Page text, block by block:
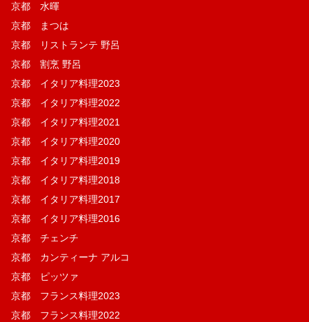
京都 水暉
京都 まつは
京都 リストランテ 野呂
京都 割烹 野呂
京都 イタリア料理2023
京都 イタリア料理2022
京都 イタリア料理2021
京都 イタリア料理2020
京都 イタリア料理2019
京都 イタリア料理2018
京都 イタリア料理2017
京都 イタリア料理2016
京都 チェンチ
京都 カンティーナ アルコ
京都 ピッツァ
京都 フランス料理2023
京都 フランス料理2022